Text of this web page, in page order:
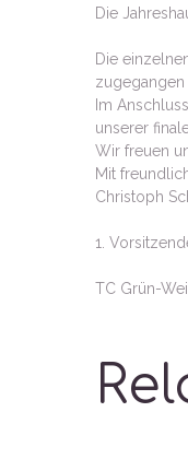
Die
Die
zugegangen
Im
unserer
Wir freuen
Mit
Christoph
1.
TC Grün-